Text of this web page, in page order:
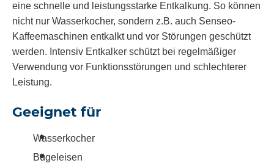
eine schnelle und leistungsstarke Entkalkung. So können
nicht nur Wasserkocher, sondern z.B. auch Senseo-
Kaffeemaschinen entkalkt und vor Störungen geschützt
werden. Intensiv Entkalker schützt bei regelmäßiger
Verwendung vor Funktionsstörungen und schlechterer
Leistung.
Geeignet für
Wasserkocher
Bügeleisen